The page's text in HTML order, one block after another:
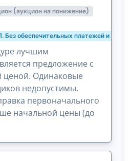
(аукцион на понижение)
Без обеспечительных платежей и
лучшим
предложение с
ценой. Одинаковые
недопустимы.
первоначального
начальной цены (до